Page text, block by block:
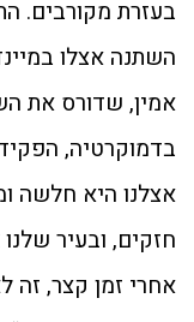
בעזרת מקורבים.
השתנה אצלו
אמין, שדורס את
בדמוקרטיה,
אצלנו היא חלשה
חזקים, ובעיר
אחרי זמן קצר, זה